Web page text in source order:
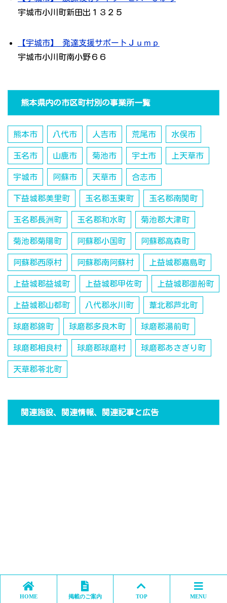
宇城市小川町新田出１３２５
【宇城市】 発達支援サポートＪｕｍｐ
宇城市小川町南小野６６
熊本県内の市区町村別の事業所一覧
熊本市 八代市 人吉市 荒尾市 水俣市
玉名市 山鹿市 菊池市 宇土市 上天草市
宇城市 阿蘇市 天草市 合志市
下益城郡美里町 玉名郡玉東町 玉名郡南関町
玉名郡長洲町 玉名郡和水町 菊池郡大津町
菊池郡菊陽町 阿蘇郡小国町 阿蘇郡高森町
阿蘇郡西原村 阿蘇郡南阿蘇村 上益城郡嘉島町
上益城郡益城町 上益城郡甲佐町 上益城郡御船町
上益城郡山都町 八代郡氷川町 葦北郡芦北町
球磨郡錦町 球磨郡多良木町 球磨郡湯前町
球磨郡相良村 球磨郡球磨村 球磨郡あさぎり町
天草郡苓北町
関連施設、関連情報、関連記事と広告
HOME 掲載のご案内 TOP MENU